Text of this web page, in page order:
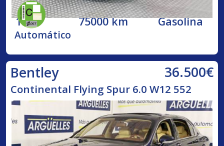
1998 75000 km Gasolina
Automático
Bentley 36.500€
Continental Flying Spur 6.0 W12 552